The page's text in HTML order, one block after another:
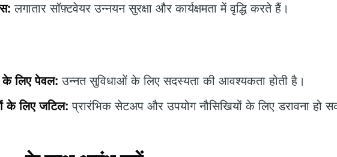
लगातार सॉफ़्टवेयर उन्नयन सुरक्षा और कार्यक्षमता में वृद्धि करते हैं।
के लिए पेवल: उन्नत सुविधाओं के लिए सदस्यता की आवश्यकता होती है।
के लिए जटिल: प्रारंभिक सेटअप और उपयोग नौसिखियों के लिए डरावना हो